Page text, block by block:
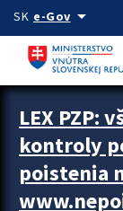
Preskocit na hlavný
SK e-Govarrow_drop_down
Zastavit automatický
LEX PZP:
kontroly
poistenia